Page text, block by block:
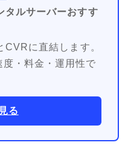
タルサーバーおすす
に直結します。
・料金・運用性で
る